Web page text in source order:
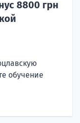
8800 грн
обучение